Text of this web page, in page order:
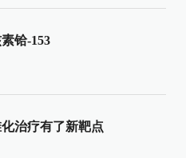
铪-153
治疗有了新靶点